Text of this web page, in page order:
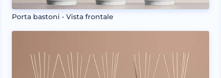
Porta bastoni - Vista frontale